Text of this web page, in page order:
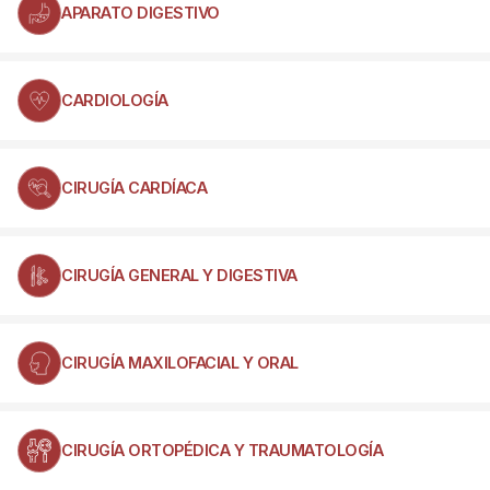
APARATO DIGESTIVO
CARDIOLOGÍA
CIRUGÍA CARDÍACA
CIRUGÍA GENERAL Y DIGESTIVA
CIRUGÍA MAXILOFACIAL Y ORAL
CIRUGÍA ORTOPÉDICA Y TRAUMATOLOGÍA